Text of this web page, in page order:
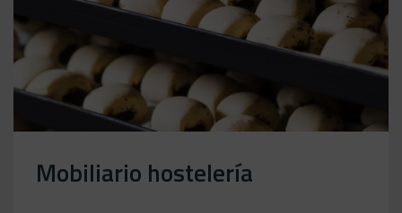
Mobiliario hostelería